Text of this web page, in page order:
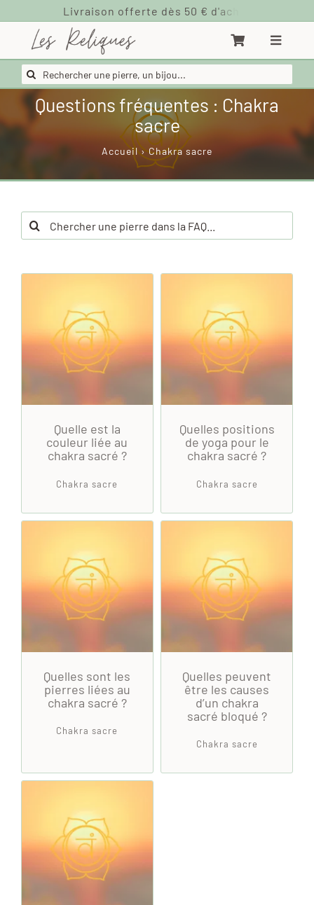
contenu
Rechercher:
Questions fréquentes : Chakra
sacre
Accueil›Chakra sacre
Rechercher:
Quelle est la
couleur liée au
chakra sacré ?
Chakra sacre
Quelles positions
de yoga pour le
chakra sacré ?
Chakra sacre
Quelles sont les
pierres liées au
chakra sacré ?
Chakra sacre
Quelles peuvent
être les causes
d’un chakra
sacré bloqué ?
Chakra sacre